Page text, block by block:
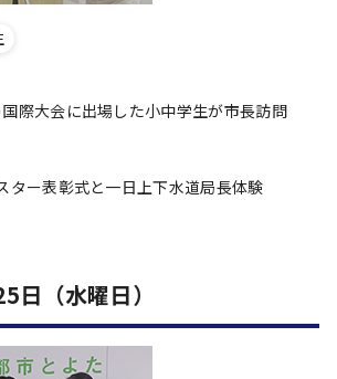
際大会に出場した小中学生が市長訪問
ター表彰式と一日上下水道局長体験
日（水曜日）